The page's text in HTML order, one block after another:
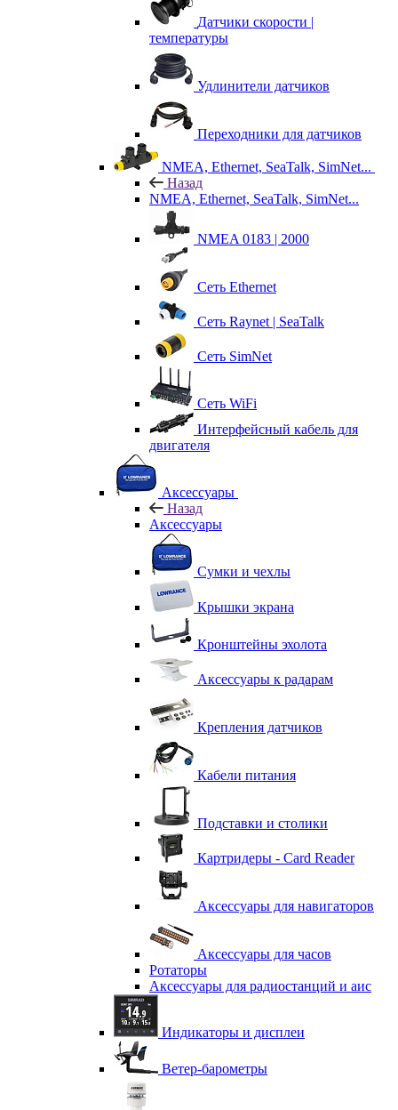
Датчики скорости |
температуры
Удлинители датчиков
Переходники для датчиков
NMEA, Ethernet, SeaTalk, SimNet...
Назад
NMEA, Ethernet, SeaTalk, SimNet...
NMEA 0183 | 2000
Сеть Ethernet
Сеть Raynet | SeaTalk
Сеть SimNet
Сеть WiFi
Интерфейсный кабель для
двигателя
Аксессуары
Назад
Аксессуары
Сумки и чехлы
Крышки экрана
Кронштейны эхолота
Аксессуары к радарам
Крепления датчиков
Кабели питания
Подставки и столики
Картридеры - Card Reader
Аксессуары для навигаторов
Аксессуары для часов
Ротаторы
Аксессуары для радиостанций и аис
Индикаторы и дисплеи
Ветер-барометры